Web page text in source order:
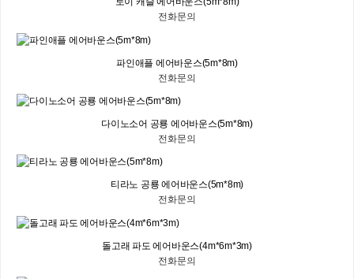
전화문의
파인애플 에어바운스(5m*8m)
전화문의
다이노소어 공룡 에어바운스(5m*8m)
전화문의
티라노 공룡 에어바운스(5m*8m)
전화문의
돌고래 파도 에어바운스(4m*6m*3m)
전화문의